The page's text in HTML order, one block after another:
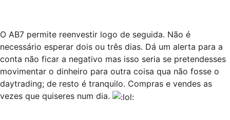
O AB7 permite reenvestir logo de seguida. Não é
necessário esperar dois ou três dias. Dá um alerta para a
conta não ficar a negativo mas isso seria se pretendesses
movimentar o dinheiro para outra coisa qua não fosse o
daytrading; de resto é tranquilo. Compras e vendes as
vezes que quiseres num dia.